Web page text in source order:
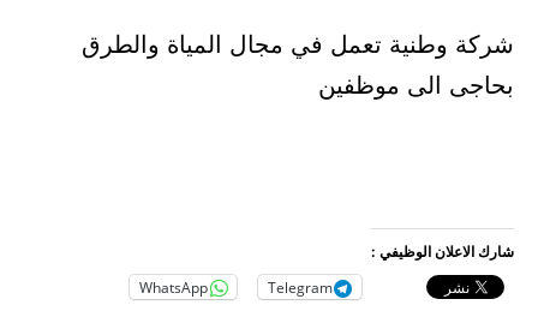
شركة وطنية تعمل في مجال المياة والطرق
بحاجى الى موظفين
شارك الاعلان الوظيفي :
Telegram
WhatsApp